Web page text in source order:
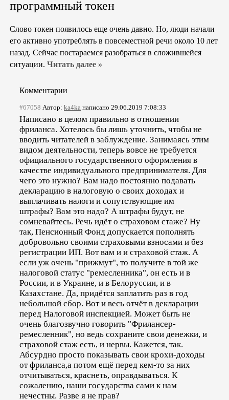
программный токен
Слово токен появилось еще очень давно. Но, люди начали
его активно употреблять в повсеместной речи около 10 лет
назад. Сейчас постараемся разобраться в сложившейся
ситуации. Читать далее »
Комментарии
#67058 Автор: ka4ka написано 29.06.2019 7:08:33
Написано в целом правильно в отношении
фриланса. Хотелось бы лишь уточнить, чтобы не
вводить читателей в заблуждение. Занимаясь этим
видом деятельности, теперь вовсе не требуется
официального государственного оформления в
качестве индивидуального предпринимателя. Для
чего это нужно? Вам надо постоянно подавать
декларацию в налоговую о своих доходах и
выплачивать налоги и сопутствующие им
штрафы? Вам это надо? А штрафы будут, не
сомневайтесь. Речь идёт о страховом стаже? Ну
так, Пенсионный Фонд допускается пополнять
добровольно своими страховыми взносами и без
регистрации ИП. Вот вам и и страховой стаж. А
если уж очень "прижмут", то получите в той же
налоговой статус "ремесленника", он есть и в
России, и в Украине, и в Белоруссии, и в
Казахстане. Да, придётся заплатить раз в год
небольшой сбор. Вот и весь отчёт в декларации
перед Налоговой инспекцией. Может быть не
очень благозвучно говорить "Фрилансер-
ремесленник", но ведь сохраните свои денежки, и
страховой стаж есть, и нервы. Кажется, так.
Абсурдно просто показывать свои крохи-доходы
от фриланса,а потом ещё перед кем-то за них
отчитываться, краснеть, оправдываться. К
сожалению, наши государства сами к нам
нечестны. Разве я не прав?